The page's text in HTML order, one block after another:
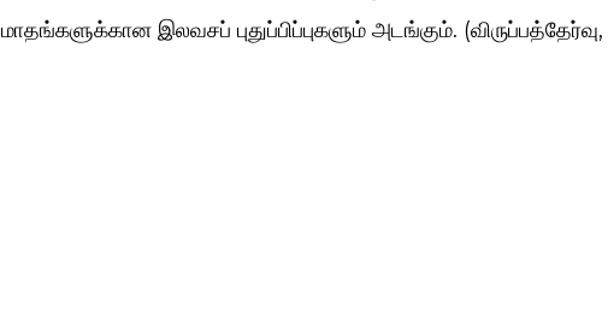
மாதங்களுக்கான இலவசப் புதுப்பிப்புகளும் அடங்கும். (விருப்பத்தேர்வு,